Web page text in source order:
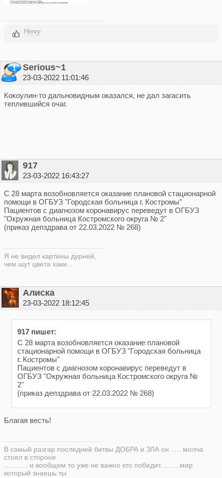
Henry
Serious~1
23-03-2022 11:01:46
Кокоулин-то дальновидным оказался, не дал загасить
теплившийся очаг.
917
23-03-2022 16:43:27
С 28 марта возобновляется оказание плановой стационарной
помощи в ОГБУЗ "Городская больница г. Костромы"
Пациентов с диагнозом коронавирус переведут в ОГБУЗ
"Окружная больница Костромского округа № 2"
(приказ депздрава от 22.03.2022 № 268)
Я не видел картины дурней,
чем шут цвета хаки...
Алиска
23-03-2022 18:12:45
917 пишет:
С 28 марта возобновляется оказание плановой
стационарной помощи в ОГБУЗ "Городская больница
г. Костромы"
Пациентов с диагнозом коронавирус переведут в
ОГБУЗ "Окружная больница Костромского округа №
2"
(приказ депздрава от 22.03.2022 № 268)
Благая весть!
В самый разгар последней битвы ДОБРА и ЗЛА он ..... молча
стоял в стороне
............ и вообщем то уже не важно кто победит..........мир
который знаешь ты